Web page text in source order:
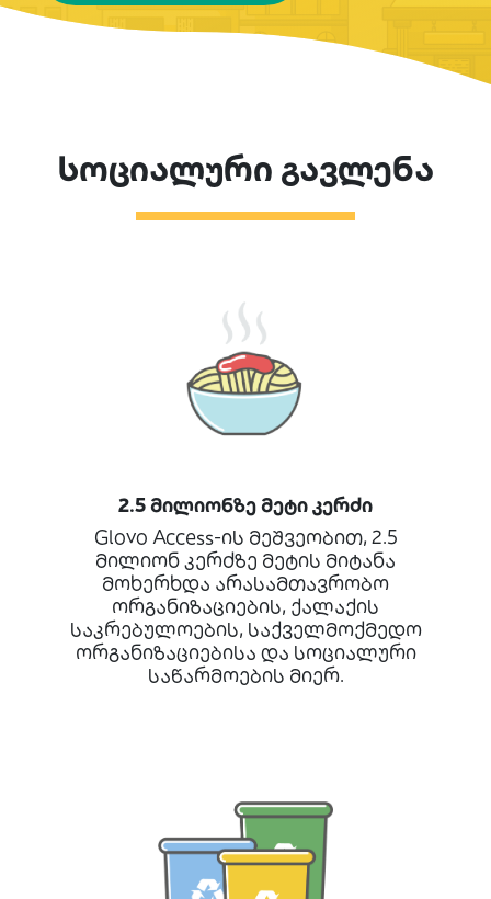
სოციალური გავლენა
2.5 მილიონზე მეტი კერძი
Glovo Access-ის მეშვეობით, 2.5
მილიონ კერძზე მეტის მიტანა
მოხერხდა არასამთავრობო
ორგანიზაციების, ქალაქის
საკრებულოების, საქველმოქმედო
ორგანიზაციებისა და სოციალური
საწარმოების მიერ.